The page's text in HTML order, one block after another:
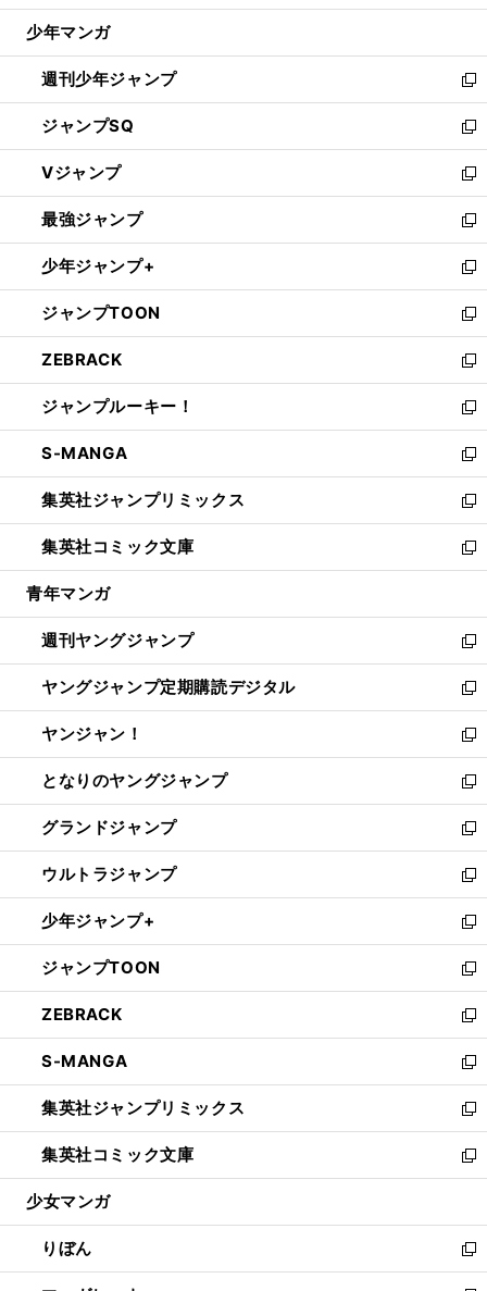
ウ
開
く
少年マンガ
週刊少年ジャンプ
新
し
い
ウ
ィ
ン
ド
ウ
で
開
く
ジャンプSQ
新
し
い
ウ
ィ
ン
ド
ウ
で
開
く
Vジャンプ
新
し
い
ウ
ィ
ン
ド
ウ
で
開
く
最強ジャンプ
新
し
い
ウ
ィ
ン
ド
ウ
で
開
く
少年ジャンプ+
新
し
い
ウ
ィ
ン
ド
ウ
で
開
く
ジャンプTOON
新
し
い
ウ
ィ
ン
ド
ウ
で
開
く
ZEBRACK
新
し
い
ウ
ィ
ン
ド
ウ
で
開
ジャンプルーキー！
新
し
い
ウ
ィ
ン
ド
ウ
開
く
S-MANGA
新
し
い
ウ
ィ
ン
ウ
で
開
く
集英社ジャンプリミックス
新
し
い
ウ
ン
ド
ウ
で
開
く
集英社コミック文庫
新
し
ウ
ィ
ン
ド
ウ
で
開
く
青年マンガ
週刊ヤングジャンプ
新
し
い
ウ
ィ
ン
ド
ウ
で
開
く
ヤングジャンプ定期購読デジタル
新
し
い
ウ
ィ
ン
ド
ウ
で
開
く
ヤンジャン！
新
し
い
ウ
ィ
ン
ド
ウ
で
開
く
となりのヤングジャンプ
新
し
い
ウ
ィ
ン
ド
ウ
で
開
く
グランドジャンプ
新
し
い
ウ
ィ
ン
ド
ウ
で
開
く
ウルトラジャンプ
新
し
い
ウ
ィ
ン
ド
ウ
で
開
く
少年ジャンプ+
新
し
い
ウ
ィ
ン
ド
ウ
で
開
く
ジャンプTOON
新
し
い
ウ
ィ
ン
ド
ウ
で
開
ZEBRACK
新
し
い
ウ
ィ
ン
ド
ウ
開
く
S-MANGA
新
し
い
ウ
ィ
ン
ウ
で
開
集英社ジャンプリミックス
新
し
い
ウ
ン
ド
ウ
集英社コミック文庫
新
し
ウ
ィ
ン
少女マンガ
りぼん
新
し